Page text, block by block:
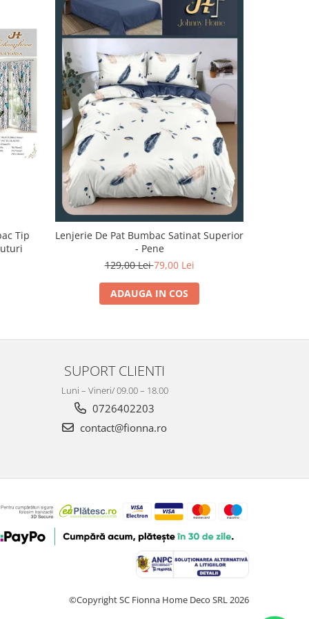
Tip
Lenjerie De Pat Bumbac Satinat Superior
- Pene
129,00 Lei79,00 Lei
ADAUGA IN COS
SUPORT CLIENTI
Luni – Vineri/ 09.00 – 18.00
0726402203
contact@fionna.ro
©Copyright SC Fionna Home Deco SRL 2026